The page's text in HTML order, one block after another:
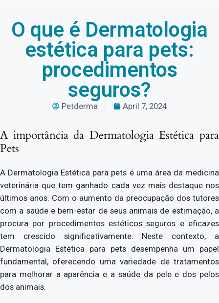
O que é Dermatologia
estética para pets:
procedimentos
seguros?
Petderma April 7, 2024
A importância da Dermatologia Estética para
Pets
A Dermatologia Estética para pets é uma área da medicina
veterinária que tem ganhado cada vez mais destaque nos
últimos anos. Com o aumento da preocupação dos tutores
com a saúde e bem-estar de seus animais de estimação, a
procura por procedimentos estéticos seguros e eficazes
tem crescido significativamente. Neste contexto, a
Dermatologia Estética para pets desempenha um papel
fundamental, oferecendo uma variedade de tratamentos
para melhorar a aparência e a saúde da pele e dos pelos
dos animais.